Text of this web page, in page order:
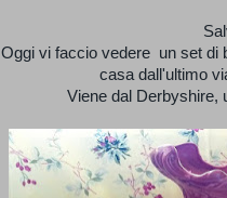
Oggi vi faccio vedere un set di
casa dall'ultimo
Viene dal Derbyshire,